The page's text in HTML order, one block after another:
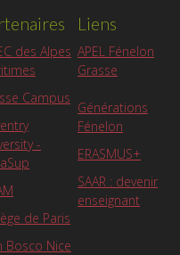
des Alpes
Campus
-
de Paris
Bosco Nice
Liens
APEL Fénelon
Grasse
Générations
Fénelon
ERASMUS+
SAAR : devenir
enseignant